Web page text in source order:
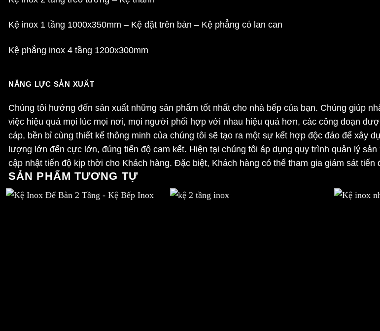
Kệ inox 1 tầng 1000x350mm – Kệ đặt trên bàn – Kệ phẳng có lan can
Kệ phẳng inox 4 tầng 1200x300mm
NĂNG LỰC SẢN XUẤT
Chúng tôi hướng đến sản xuất những sản phẩm tốt nhất cho nhà bếp của bạn. Chúng giúp
việc hiệu quả mọi lúc mọi nơi, mọi người phối hợp với nhau hiệu quả hơn, các công đoạn
cáp, bền bỉ cùng thiết kế thông minh của chúng tôi sẽ tạo ra một sự kết hợp độc đáo để xây
lượng lớn đến cực lớn, đúng tiến độ cam kết. Hiện tại chúng tôi áp dụng quy trình quản lý
cập nhật tiến độ kịp thời cho Khách hàng. Đặc biệt, Khách hàng có thể tham gia giám sát
SẢN PHẨM TƯƠNG TỰ